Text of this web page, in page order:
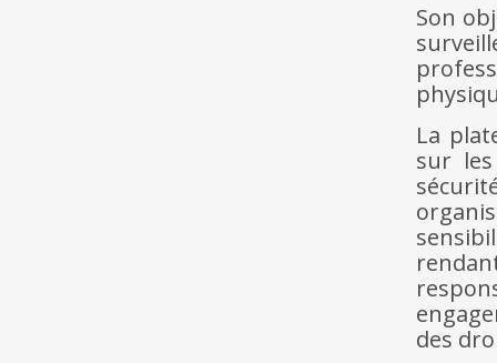
Son
La
sur
des